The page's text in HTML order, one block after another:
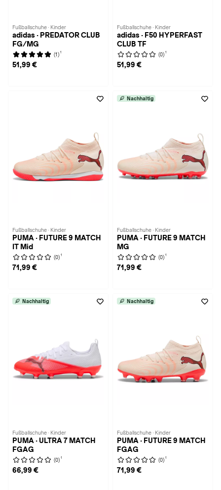
Fußballschuhe · Kinder
adidas · PREDATOR CLUB
FG/MG
(1) 1
51,99 €
Fußballschuhe · Kinder
adidas · F50 HYPERFAST
CLUB TF
(0) 1
51,99 €
Fußballschuhe · Kinder
PUMA · FUTURE 9 MATCH
IT Mid
(0) 1
71,99 €
Nachhaltig
Fußballschuhe · Kinder
PUMA · FUTURE 9 MATCH
MG
(0) 1
71,99 €
Nachhaltig
Fußballschuhe · Kinder
PUMA · ULTRA 7 MATCH
FGAG
(0) 1
66,99 €
Nachhaltig
Fußballschuhe · Kinder
PUMA · FUTURE 9 MATCH
FGAG
(0) 1
71,99 €